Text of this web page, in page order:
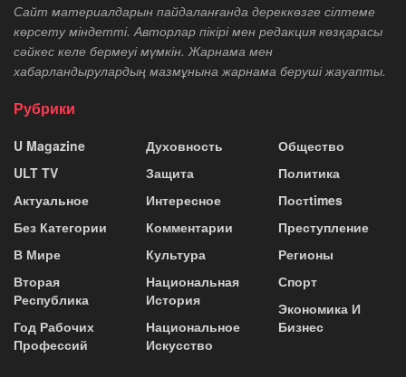
Сайт материалдарын пайдаланғанда дереккөзге сілтеме
көрсету міндетті. Авторлар пікірі мен редакция көзқарасы
сәйкес келе бермеуі мүмкін. Жарнама мен
хабарландырулардың мазмұнына жарнама беруші жауапты.
Рубрики
U Magazine
ULT TV
Актуальное
Без Категории
В Мире
Вторая
Республика
Год Рабочих
Профессий
Духовность
Защита
Интересное
Комментарии
Культура
Национальная
История
Национальное
Искусство
Общество
Политика
Постtimes
Преступление
Регионы
Спорт
Экономика И
Бизнес